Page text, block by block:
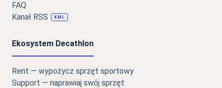
FAQ
Kanał RSS
XML
Ekosystem Decathlon
Rent — wypożycz sprzęt sportowy
Support — naprawiaj swój sprzęt